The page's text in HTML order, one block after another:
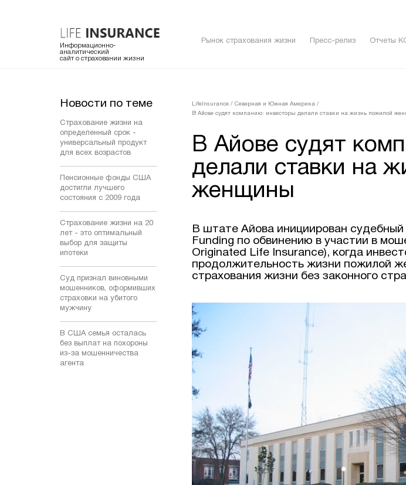
Информационно-
аналитический
сайт о страховании жизни
Рынок страхования жизни Пресс-релиз Отчеты
Новости по теме
Страхование жизни на
определенный срок -
универсальный продукт
для всех возрастов
Пенсионные фонды США
достигли лучшего
состояния с 2009 года
Страхование жизни на 20
лет - это оптимальный
выбор для защиты
ипотеки
Суд признал виновными
мошенников, оформивших
страховки на убитого
мужчину
В США семья осталась
без выплат на похороны
из-за мошенничества
агента
LifeInsurance / Северная и Южная Америка /
В Айове судят компанию: инвесторы делали ставки на жизнь пожилой
В Айове судят
делали ставки на
женщины
В штате Айова инициирован судебный
Funding по обвинению в участии в
Originated Life Insurance), когда
продолжительность жизни пожилой
страхования жизни без законного